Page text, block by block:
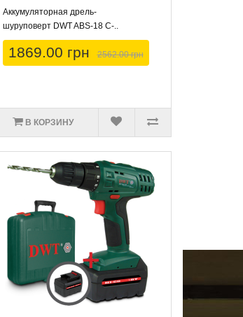
Аккумуляторная дрель-
шуруповерт DWT ABS-18 C-..
1869.00 грн 2562.00 грн
В КОРЗИНУ